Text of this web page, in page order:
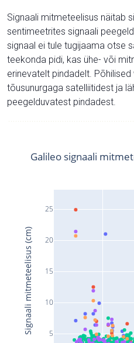
Signaali mitmeteelisus näitab
sentimeetrites signaali
signaal ei tule tugijaama otse
teekonda pidi, kas ühe- või
erinevatelt pindadelt.
tõusunurgaga satelliitidest ja
peegelduvatest pindadest.
5
10
15
20
25
Galileo signaali
Signaali mitmeteelisus (cm)